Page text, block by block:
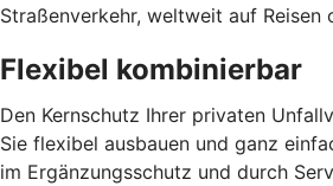
Straßenverkehr, weltweit auf Reisen
Flexibel kombinierbar
Den Kernschutz Ihrer privaten
Sie flexibel ausbauen und ganz
im Ergänzungsschutz und durch